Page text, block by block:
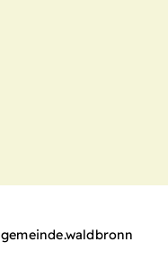
gemeinde.waldbronn